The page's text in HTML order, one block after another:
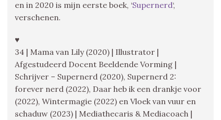
en in 2020 is mijn eerste boek, ‘Supernerd‘,
verschenen.
♥
34 | Mama van Lily (2020) | Illustrator |
Afgestudeerd Docent Beeldende Vorming |
Schrijver – Supernerd (2020), Supernerd 2:
forever nerd (2022), Daar heb ik een drankje voor
(2022), Wintermagie (2022) en Vloek van vuur en
schaduw (2023) | Mediathecaris & Mediacoach |